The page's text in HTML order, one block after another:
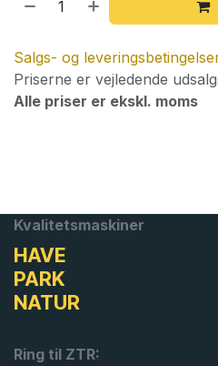
Salgs- og
Priserne er vejledende
Alle priser er ekskl. moms
Kvalitetsmaskiner
HAVE
PARK
NATUR
Ring til ZTR: